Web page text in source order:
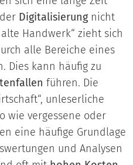
Digitalisierungnicht
Handwerk“ zieht sich
alle Bereiche eines
Dies kann häufig zu
führen. Die
unleserliche
wie vergessene oder
eine häufige Grundlage
und Analysen